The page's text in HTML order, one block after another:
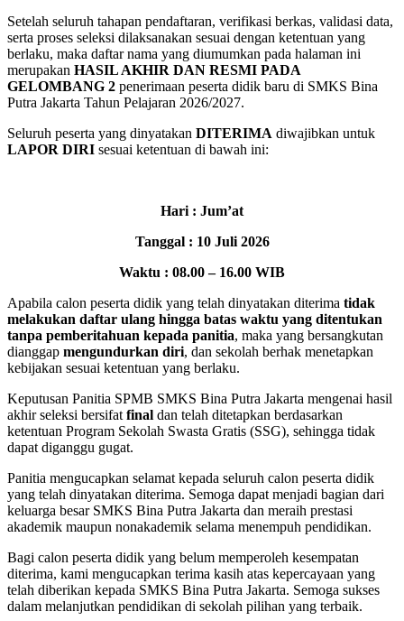
Setelah seluruh tahapan pendaftaran, verifikasi berkas, validasi data,
serta proses seleksi dilaksanakan sesuai dengan ketentuan yang
berlaku, maka daftar nama yang diumumkan pada halaman ini
merupakan HASIL AKHIR DAN RESMI PADA
GELOMBANG 2 penerimaan peserta didik baru di SMKS Bina
Putra Jakarta Tahun Pelajaran 2026/2027.
Seluruh peserta yang dinyatakan DITERIMA diwajibkan untuk
LAPOR DIRI sesuai ketentuan di bawah ini:
Hari : Jum’at
Tanggal : 10 Juli 2026
Waktu : 08.00 – 16.00 WIB
Apabila calon peserta didik yang telah dinyatakan diterima tidak
melakukan daftar ulang hingga batas waktu yang ditentukan
tanpa pemberitahuan kepada panitia, maka yang bersangkutan
dianggap mengundurkan diri, dan sekolah berhak menetapkan
kebijakan sesuai ketentuan yang berlaku.
Keputusan Panitia SPMB SMKS Bina Putra Jakarta mengenai hasil
akhir seleksi bersifat final dan telah ditetapkan berdasarkan
ketentuan Program Sekolah Swasta Gratis (SSG), sehingga tidak
dapat diganggu gugat.
Panitia mengucapkan selamat kepada seluruh calon peserta didik
yang telah dinyatakan diterima. Semoga dapat menjadi bagian dari
keluarga besar SMKS Bina Putra Jakarta dan meraih prestasi
akademik maupun nonakademik selama menempuh pendidikan.
Bagi calon peserta didik yang belum memperoleh kesempatan
diterima, kami mengucapkan terima kasih atas kepercayaan yang
telah diberikan kepada SMKS Bina Putra Jakarta. Semoga sukses
dalam melanjutkan pendidikan di sekolah pilihan yang terbaik.